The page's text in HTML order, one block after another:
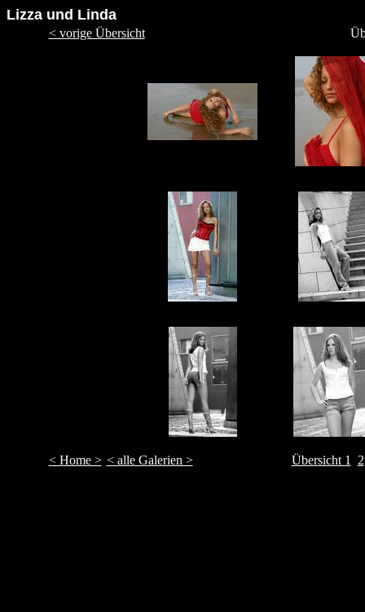
Lizza und Linda
< vorige Übersicht
< Home > < alle Galerien > Übersicht 1 2